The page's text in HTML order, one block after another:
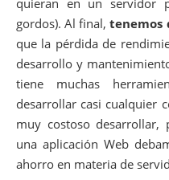
quieran en un servidor
gordos). Al final,tenemos
que la pérdida de
desarrollo y
tiene muchas
desarrollar casi cualquier
muy costoso
una aplicación Web
ahorro en materia de